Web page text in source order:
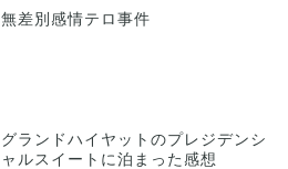
無差別感情テロ事件
グランドハイヤットのプレジデンシ
ャルスイートに泊まった感想